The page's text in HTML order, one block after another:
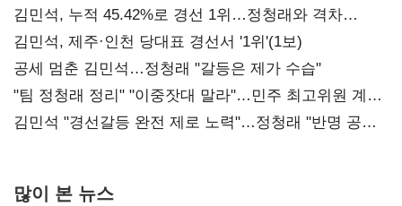
김민석, 누적 45.42%로 경선 1위…정청래와 격차
0.86%p(2보)
김민석, 제주·인천 당대표 경선서 '1위'(1보)
공세 멈춘 김민석…정청래 "갈등은 제가 수습"
"팀 정청래 정리" "이중잣대 말라"…민주 최고위원 계파
다툼 격화
김민석 "경선갈등 완전 제로 노력"…정청래 "반명 공세
많이 본 뉴스